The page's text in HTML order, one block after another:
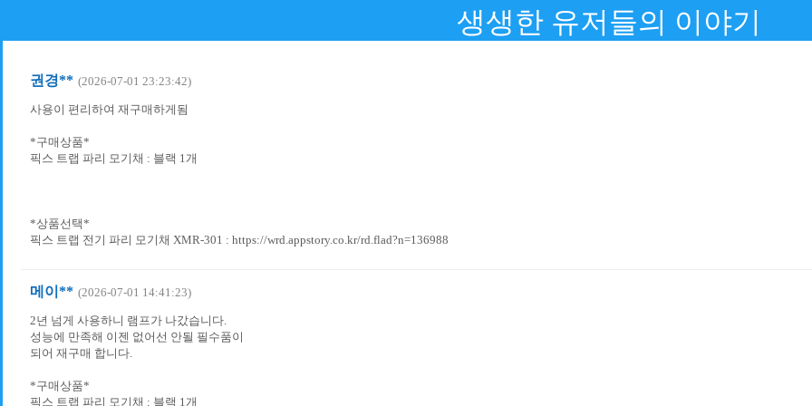
생생한 유저들의 이야기
권경** (2026-07-01 23:23:42)
사용이 편리하여 재구매하게됨
*구매상품*
픽스 트랩 파리 모기채 : 블랙 1개
*상품선택*
픽스 트랩 전기 파리 모기채 XMR-301 : https://wrd.appstory.co.kr/rd.flad?n=136988
메이** (2026-07-01 14:41:23)
2년 넘게 사용하니 램프가 나갔습니다.
성능에 만족해 이젠 없어선 안될 필수품이
되어 재구매 합니다.
*구매상품*
픽스 트랩 파리 모기채 : 블랙 1개